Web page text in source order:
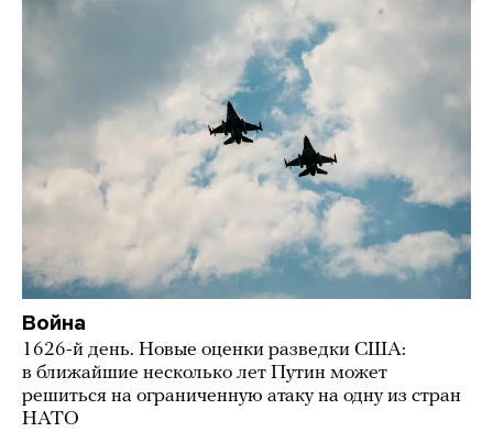
Война
1626-й день. Новые оценки разведки США:
в ближайшие несколько лет Путин может
решиться на ограниченную атаку на одну из стран
НАТО